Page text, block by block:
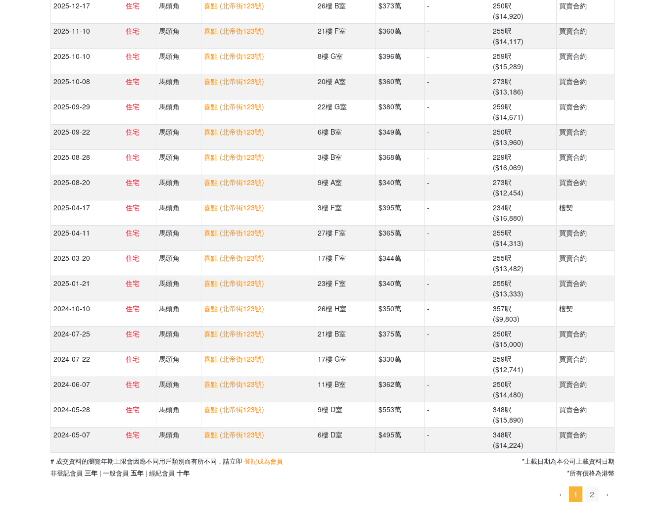
2025-12-17 住宅 馬頭角 喜點 (北帝街123號) 26樓 B室 $373萬 -
250呎
($14,920)
買賣合約
2025-11-10 住宅 馬頭角 喜點 (北帝街123號) 21樓 F室 $360萬 -
255呎
($14,117)
買賣合約
2025-10-10 住宅 馬頭角 喜點 (北帝街123號) 8樓 G室 $396萬 -
259呎
($15,289)
買賣合約
2025-10-08 住宅 馬頭角 喜點 (北帝街123號) 20樓 A室 $360萬 -
273呎
($13,186)
買賣合約
2025-09-29 住宅 馬頭角 喜點 (北帝街123號) 22樓 G室 $380萬 -
259呎
($14,671)
買賣合約
2025-09-22 住宅 馬頭角 喜點 (北帝街123號) 6樓 B室 $349萬 -
250呎
($13,960)
買賣合約
2025-08-28 住宅 馬頭角 喜點 (北帝街123號) 3樓 B室 $368萬 -
229呎
($16,069)
買賣合約
2025-08-20 住宅 馬頭角 喜點 (北帝街123號) 9樓 A室 $340萬 -
273呎
($12,454)
買賣合約
2025-04-17 住宅 馬頭角 喜點 (北帝街123號) 3樓 F室 $395萬 -
234呎
($16,880)
樓契
2025-04-11 住宅 馬頭角 喜點 (北帝街123號) 27樓 F室 $365萬 -
255呎
($14,313)
買賣合約
2025-03-20 住宅 馬頭角 喜點 (北帝街123號) 17樓 F室 $344萬 -
255呎
($13,482)
買賣合約
2025-01-21 住宅 馬頭角 喜點 (北帝街123號) 23樓 F室 $340萬 -
255呎
($13,333)
買賣合約
2024-10-10 住宅 馬頭角 喜點 (北帝街123號) 26樓 H室 $350萬 -
357呎
($9,803)
樓契
2024-07-25 住宅 馬頭角 喜點 (北帝街123號) 21樓 B室 $375萬 -
250呎
($15,000)
買賣合約
2024-07-22 住宅 馬頭角 喜點 (北帝街123號) 17樓 G室 $330萬 -
259呎
($12,741)
買賣合約
2024-06-07 住宅 馬頭角 喜點 (北帝街123號) 11樓 B室 $362萬 -
250呎
($14,480)
買賣合約
2024-05-28 住宅 馬頭角 喜點 (北帝街123號) 9樓 D室 $553萬 -
348呎
($15,890)
買賣合約
2024-05-07 住宅 馬頭角 喜點 (北帝街123號) 6樓 D室 $495萬 -
348呎
($14,224)
買賣合約
# 成交資料的瀏覽年期上限會因應不同用戶類別而有所不同，請立即 登記成為會員
非登記會員 三年 | 一般會員 五年 | 經紀會員 十年
*上載日期為本公司上載資料日期
*所有價格為港幣
‹ 1 2 ›